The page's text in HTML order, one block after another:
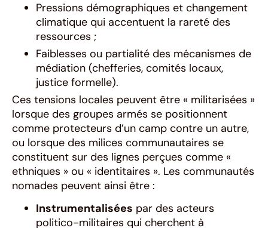
Pressions démographiques et changement
climatique qui accentuent la rareté des
ressources ;
Faiblesses ou partialité des mécanismes de
médiation (chefferies, comités locaux,
justice formelle).
Ces tensions locales peuvent être « militarisées »
lorsque des groupes armés se positionnent
comme protecteurs d’un camp contre un autre,
ou lorsque des milices communautaires se
constituent sur des lignes perçues comme «
ethniques » ou « identitaires ». Les communautés
nomades peuvent ainsi être :
Instrumentalisées par des acteurs
politico-militaires qui cherchent à